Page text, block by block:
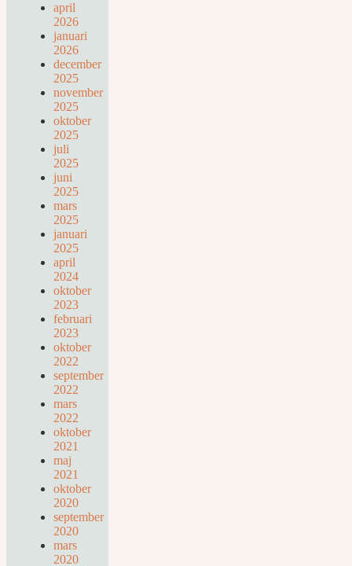
april
2026
januari
2026
december
2025
november
2025
oktober
2025
juli
2025
juni
2025
mars
2025
januari
2025
april
2024
oktober
2023
februari
2023
oktober
2022
september
2022
mars
2022
oktober
2021
maj
2021
oktober
2020
september
2020
mars
2020